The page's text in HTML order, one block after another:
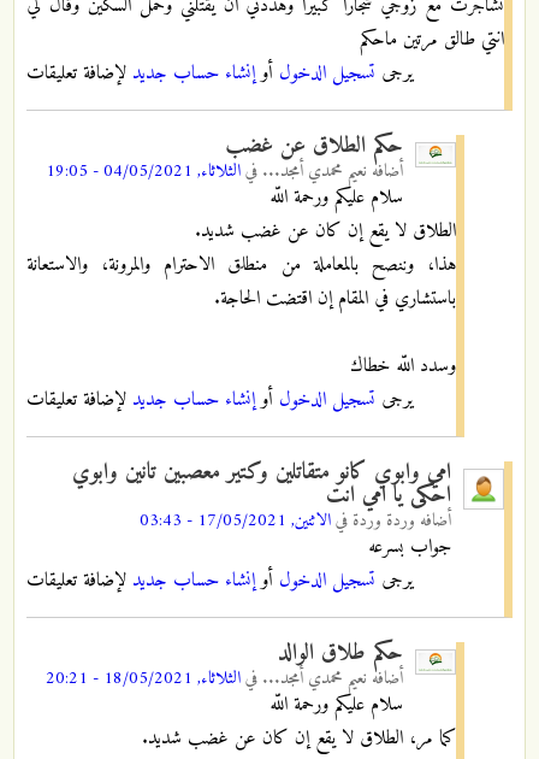
انتي طالق مرتين ماحكم
يرجى تسجيل الدخول أوإنشاء حساب جديد لإضافة تعليقات
حكم الطلاق عن غضب
أضافه نعيم محمدي أمجد... فيالثلاثاء, 04/05/2021 - 19:05
سلام عليكم ورحمة اللّه
الطلاق لا يقع إن كان عن غضب شديد.
هذا، وننصح بالمعاملة من منطلق الاحترام والمرونة، والاستعانة
باستشاري في المقام إن اقتضت الحاجة.
وسدد اللّه خطاك
يرجى تسجيل الدخول أوإنشاء حساب جديد لإضافة تعليقات
امي وابوي كانو متقاتلين وكتير معصبين تانين وابوي
احكى يا امي انت
أضافه وردة وردة فيالاثنين, 17/05/2021 - 03:43
جواب بسرعه
يرجى تسجيل الدخول أوإنشاء حساب جديد لإضافة تعليقات
حكم طلاق الوالد
أضافه نعيم محمدي أمجد... فيالثلاثاء, 18/05/2021 - 20:21
سلام عليكم ورحمة اللّه
كما مر، الطلاق لا يقع إن كان عن غضب شديد.